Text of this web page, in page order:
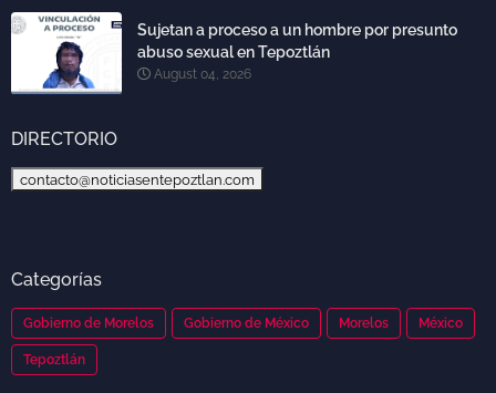
Sujetan a proceso a un hombre por presunto
abuso sexual en Tepoztlán
August 04, 2026
DIRECTORIO
contacto@noticiasentepoztlan.com
Categorías
Gobierno de Morelos Gobierno de México Morelos México
Tepoztlán